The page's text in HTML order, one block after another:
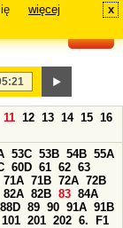
więcej x
11 12 13 14 15 16
53C 53B 54B 55A
60D 61 62 63
71A 71B 72A 72B
82A 82B 83 84A
88D 89 90 91A 91B
101 201 202 6.
F1